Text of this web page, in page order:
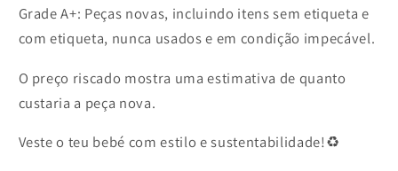
Grade A+: Peças novas, incluindo itens sem etiqueta e
com etiqueta, nunca usados e em condição impecável.
O preço riscado mostra uma estimativa de quanto
custaria a peça nova.
Veste o teu bebé com estilo e sustentabilidade!♻️